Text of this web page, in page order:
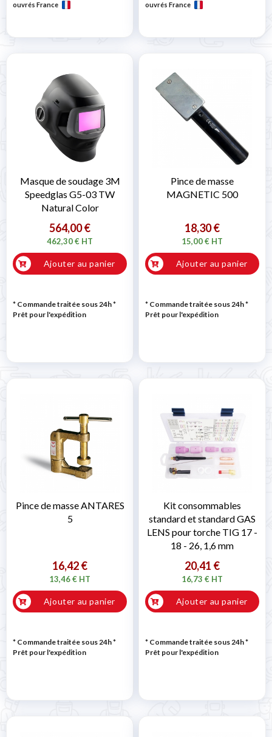
ouvrés France
ouvrés France
Masque de soudage 3M
Speedglas G5-03 TW
Natural Color
564,00 €
462,30 € HT
Ajouter au panier
* Commande traitée sous 24h*
Prêt pour l'expédition
Pince de masse
MAGNETIC 500
18,30 €
15,00 € HT
Ajouter au panier
* Commande traitée sous 24h*
Prêt pour l'expédition
Pince de masse ANTARES
5
16,42 €
13,46 € HT
Ajouter au panier
* Commande traitée sous 24h*
Prêt pour l'expédition
Kit consommables
standard et standard GAS
LENS pour torche TIG 17 -
18 - 26, 1,6 mm
20,41 €
16,73 € HT
Ajouter au panier
* Commande traitée sous 24h*
Prêt pour l'expédition